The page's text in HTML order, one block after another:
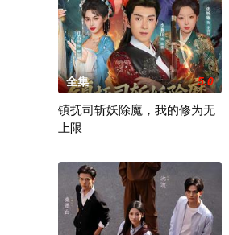
全集 5.0
镇抚司斩妖除魔，我的修为无
上限